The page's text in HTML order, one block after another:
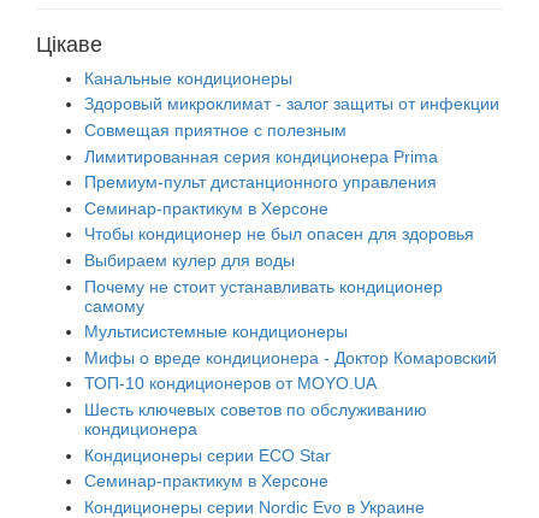
Цікаве
Канальные кондиционеры
Здоровый микроклимат - залог защиты от инфекции
Совмещая приятное с полезным
Лимитированная серия кондиционера Prima
Премиум-пульт дистанционного управления
Семинар-практикум в Херсоне
Чтобы кондиционер не был опасен для здоровья
Выбираем кулер для воды
Почему не стоит устанавливать кондиционер
самому
Мультисистемные кондиционеры
Мифы о вреде кондиционера - Доктор Комаровский
ТОП-10 кондиционеров от MOYO.UA
Шесть ключевых советов по обслуживанию
кондиционера
Кондиционеры серии ECO Star
Семинар-практикум в Херсоне
Кондиционеры серии Nordic Evo в Украине